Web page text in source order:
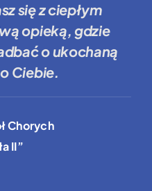
się z ciepłym
opieką, gdzie
o ukochaną
Ciebie.
Chorych
II”